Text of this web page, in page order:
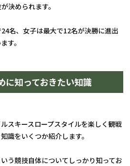
決められます。
名、女子は最大で12名が決勝に進出
す。
に知っておきたい知識
スキースロープスタイルを楽しく観戦
識をいくつか紹介します。
う競技自体についてしっかり知ってお